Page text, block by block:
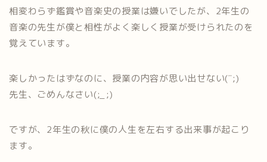
相変わらず鑑賞や音楽史の授業は嫌いでしたが、2年生の
音楽の先生が僕と相性がよく楽しく授業が受けられたのを
覚えています。
楽しかったはずなのに、授業の内容が思い出せない(¨;)
先生、ごめんなさい(;_;)
ですが、2年生の秋に僕の人生を左右する出来事が起こり
ます。